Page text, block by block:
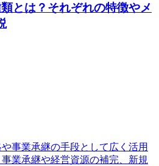
とは？それぞれの特徴やメ
事業承継の手段として広く活用
業承継や経営資源の補完、新規